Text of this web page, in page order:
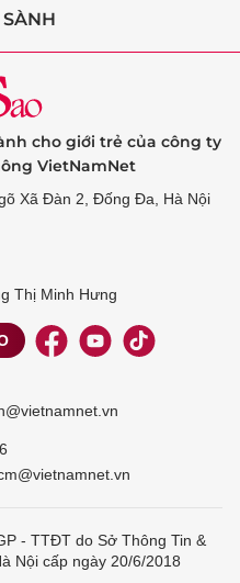
SÀNH
cho giới trẻ của công ty
VietNamNet
Xã Đàn 2, Đống Đa, Hà Nội
Thị Minh Hưng
- TTĐT do Sở Thông Tin &
Nội cấp ngày 20/6/2018